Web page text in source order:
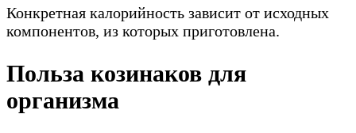
Конкретная калорийность зависит от исходных
компонентов, из которых приготовлена.
Польза козинаков для
организма